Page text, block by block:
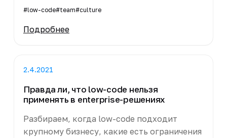
#low-code#team#culture
Подробнее
2.4.2021
Правда ли, что low-code нельзя
применять в enterprise-решениях
Разбираем, когда low-code подходит
крупному бизнесу, какие есть ограничения